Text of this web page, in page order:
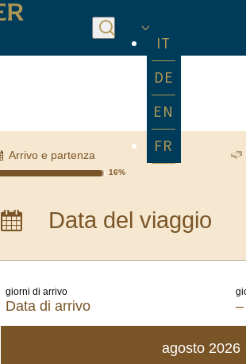
DE
EN
IT
FR
Arrivo e partenza
16%
Pernottamenti:0
Data del viaggio